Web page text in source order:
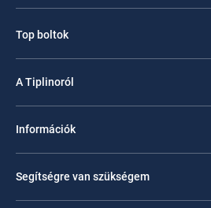
Top boltok
A Tiplinoról
Információk
Segítségre van szükségem